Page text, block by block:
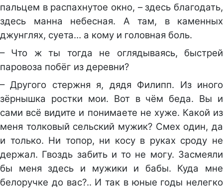
пальцем в распахнутое окно, – здесь благодать,
здесь манна небесная. А там, в каменных
джунглях, суета… а кому и головная боль.
– Что ж ты тогда не оглядываясь, быстрей
паровоза побёг из деревни?
– Другого стержня я, дядя Филипп. Из иного
зёрнышка ростки мои. Вот в чём беда. Вы и
сами всё видите и понимаете не хуже. Какой из
меня толковый сельский мужик? Смех один, да
и только. Ни топор, ни косу в руках сроду не
держал. Гвоздь забить и то не могу. Засмеяли
бы меня здесь и мужики и бабы. Куда мне
белоручке до вас?.. И так в юные годы нелегко